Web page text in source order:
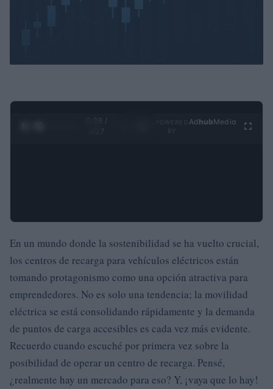
0:29 /
4:27
Ad hubMedia
En un mundo donde la sostenibilidad se ha vuelto crucial,
los centros de recarga para vehículos eléctricos están
tomando protagonismo como una opción atractiva para
emprendedores. No es solo una tendencia; la movilidad
eléctrica se está consolidando rápidamente y la demanda
de puntos de carga accesibles es cada vez más evidente.
Recuerdo cuando escuché por primera vez sobre la
posibilidad de operar un centro de recarga. Pensé,
¿realmente hay un mercado para eso? Y, ¡vaya que lo hay!